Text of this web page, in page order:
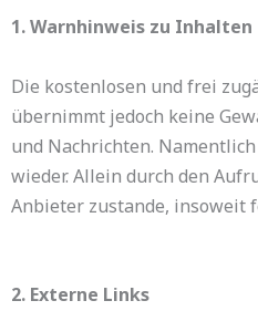
1. Warnhinweis zu Inhalten
Die kostenlosen und frei
übernimmt jedoch keine
und Nachrichten.
wieder. Allein durch den
Anbieter zustande, insoweit
2. Externe Links